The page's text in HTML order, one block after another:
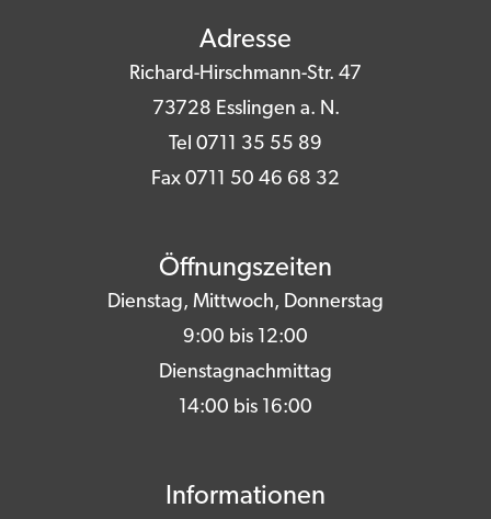
Adresse
Richard-Hirschmann-Str. 47
73728 Esslingen a. N.
Tel 0711 35 55 89
Fax 0711 50 46 68 32
Öffnungszeiten
Dienstag, Mittwoch, Donnerstag
9:00 bis 12:00
Dienstagnachmittag
14:00 bis 16:00
Informationen